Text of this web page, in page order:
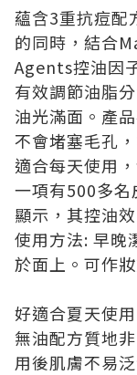
蘊含3重抗痘配
的同時，結合
Agents控油因
有效調節油脂
油光滿面。產
不會堵塞毛孔
適合每天使用
一項有500多名
顯示，其控油
使用方法: 早晚
於面上。可作
好適合夏天使
無油配方質地
用後肌膚不易